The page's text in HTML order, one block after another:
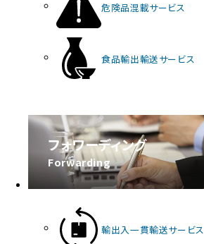
危険品混載サービス
食品輸出輸送サービス
フォワーディング
輸出入一貫輸送サービス